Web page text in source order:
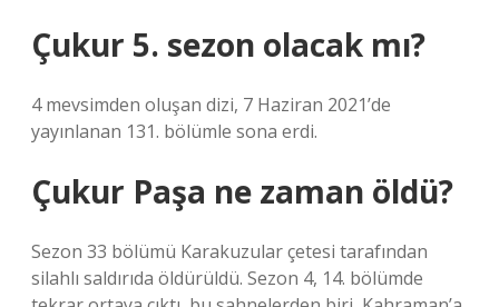
Çukur 5. sezon olacak mı?
4 mevsimden oluşan dizi, 7 Haziran 2021’de
yayınlanan 131. bölümle sona erdi.
Çukur Paşa ne zaman öldü?
Sezon 33 bölümü Karakuzular çetesi tarafından
silahlı saldırıda öldürüldü. Sezon 4, 14. bölümde